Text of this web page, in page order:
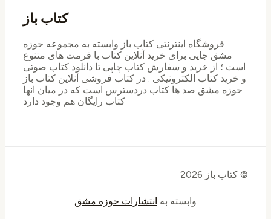
کتاب باز
فروشگاه اینترنتی کتاب باز وابسته به مجموعه حوزه
مشق جایی برای خرید ‌آنلاین کتاب با فرمت های متنوع
است ؛ از خرید و سفارش کتاب چاپی تا دانلود کتاب صوتی
و خرید کتاب الکترونیکی . در کتاب فروشی آنلاین کتاب باز
حوزه مشق صد ها کتاب دردسترس است که در میان انها
کتاب رایگان هم وجود دارد
© کتاب باز 2026
وابسته به انتشارات حوزه مشق